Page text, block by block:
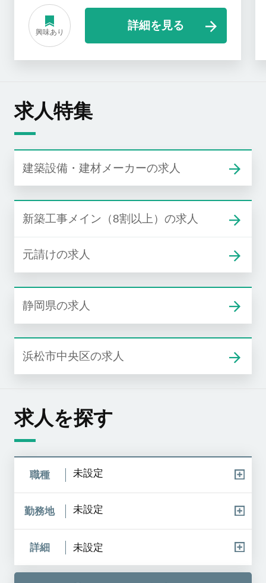
興味あり
詳細を見る
求人特集
建築設備・建材メーカーの求人
新築工事メイン（8割以上）の求人
元請けの求人
静岡県の求人
浜松市中央区の求人
求人を探す
職種 未設定
勤務地 未設定
詳細 未設定